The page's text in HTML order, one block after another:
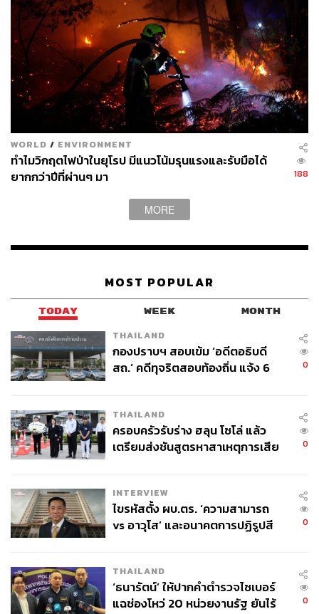
heat-dome-the-us-heatwave-explained
https://www.reuters.com/business/environment/what-
is-omega-block-causing-europes-intense-heatwave-
2026-06-23/
ดัชนีความร้อน โดมความร้อน
Europe
ภาวะโลกร้อน
คลื่นความร้อน
ณรงค์กร มโนจันทร์เพ็ญ
Content Creator กองบรรณาธิการข่าว THE
STANDARD
WORLD / ENVIRONMENT
ทำไมวิกฤตไฟป่าในยุโรป มีแนวโน้มรุนแรงและรับมือได้
ยากกว่าปีที่ผ่านๆ มา
188
MORE
MOST POPULAR
TODAY WEEK MONTH
THAILAND
กองปราบฯ สอบเข้ม ‘อดีตอธิบดี
สถ.’ คดีทุจริตสอบท้องถิ่น แจ้ง 6
0
THAILAND
ครอบครัวรับร่าง ฮลุน โซโล่ แล้ว
เตรียมส่งชันสูตรหาสาเหตุการเสีย
0
INTERVIEW
ไขรหัสตั้ง ผบ.ตร. ‘ความสามารถ
vs อาวุโส’ และอนาคตการปฏิรูปสี
0
THAILAND
‘ธนารัตน์’ ให้ปากคำตำรวจไซเบอร์
แฉช่องโหว่ 20 หน่วยงานรัฐ ยันไร้
0